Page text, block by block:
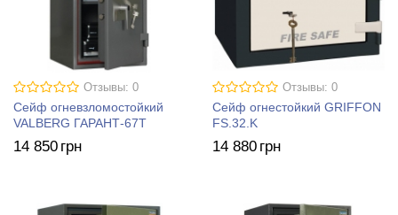
Отзывы: 0
Сейф огневзломостойкий
VALBERG ГАРАНТ-67T
14 850 грн
Отзывы: 0
Сейф огнестойкий GRIFFON
FS.32.K
14 880 грн